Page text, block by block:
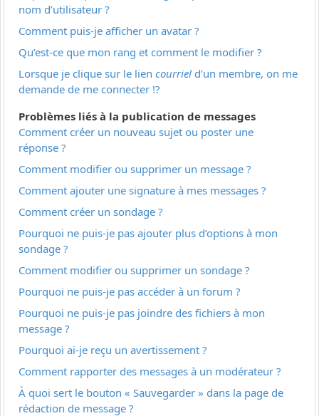
nom d’utilisateur ?
Comment puis-je afficher un avatar ?
Qu’est-ce que mon rang et comment le modifier ?
Lorsque je clique sur le lien courriel d’un membre, on me
demande de me connecter !?
Problèmes liés à la publication de messages
Comment créer un nouveau sujet ou poster une
réponse ?
Comment modifier ou supprimer un message ?
Comment ajouter une signature à mes messages ?
Comment créer un sondage ?
Pourquoi ne puis-je pas ajouter plus d’options à mon
sondage ?
Comment modifier ou supprimer un sondage ?
Pourquoi ne puis-je pas accéder à un forum ?
Pourquoi ne puis-je pas joindre des fichiers à mon
message ?
Pourquoi ai-je reçu un avertissement ?
Comment rapporter des messages à un modérateur ?
À quoi sert le bouton « Sauvegarder » dans la page de
rédaction de message ?